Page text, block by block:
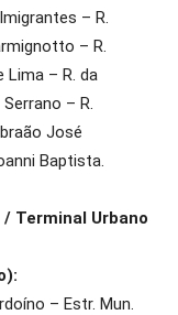
– R.
– R.
Lima – R. da
– R.
José
Baptista.
Terminal Urbano
– Estr. Mun.